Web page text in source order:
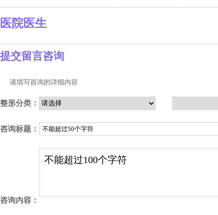
医院医生
提交留言咨询
请填写咨询的详细内容
整形分类：
咨询标题：
咨询内容：